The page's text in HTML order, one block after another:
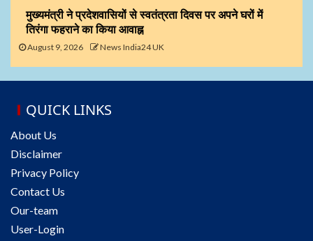
मुख्यमंत्री ने प्रदेशवासियों से स्वतंत्रता दिवस पर अपने घरों में
तिरंगा फहराने का किया आवाह्न
August 9, 2026 News India24 UK
QUICK LINKS
About Us
Disclaimer
Privacy Policy
Contact Us
Our-team
User-Login